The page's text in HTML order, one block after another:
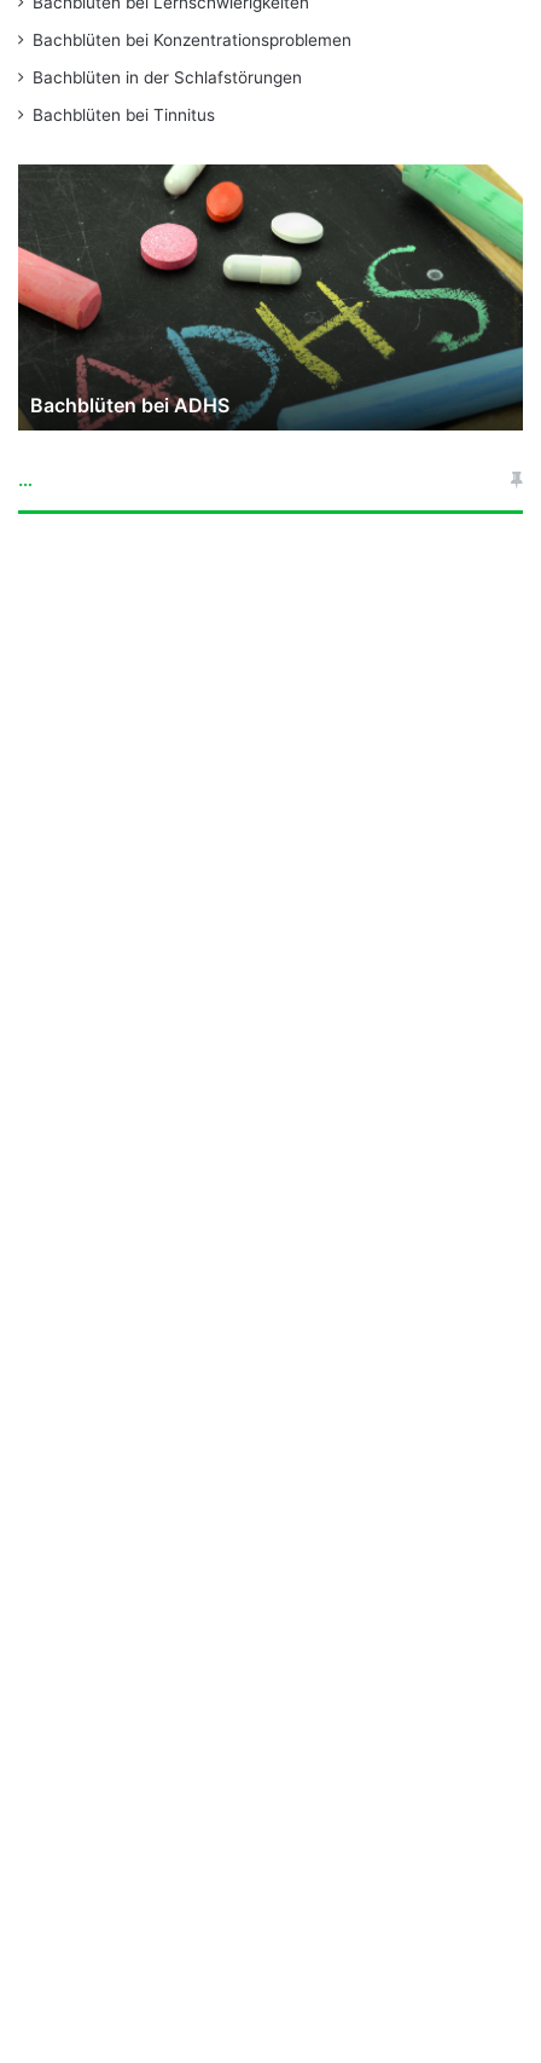
Bachblüten bei Konzentrationsproblemen
Bachblüten in der Schlafstörungen
Bachblüten bei Tinnitus
Bachblüten
vor
einem
Vorstellungsgespräch
Bachblüten vor einem
…